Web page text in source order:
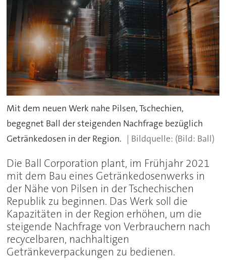
Mit dem neuen Werk nahe Pilsen, Tschechien,
begegnet Ball der steigenden Nachfrage bezüglich
Getränkedosen in der Region.
(Bild: Ball)
Die Ball Corporation plant, im Frühjahr 2021
mit dem Bau eines Getränkedosenwerks in
der Nähe von Pilsen in der Tschechischen
Republik zu beginnen. Das Werk soll die
Kapazitäten in der Region erhöhen, um die
steigende Nachfrage von Verbrauchern nach
recycelbaren, nachhaltigen
Getränkeverpackungen zu bedienen.